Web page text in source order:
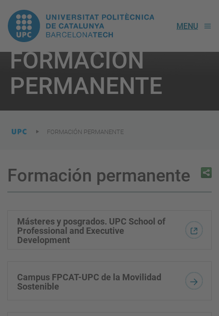
UPC.
Universitat
Politècnica
de
Catalunya
MENU
FORMACIÓN
PERMANENTE
You
are
here:
FORMACIÓN PERMANENTE
Formación permanente
Másteres y posgrados. UPC School of
Professional and Executive
Development
Campus FPCAT-UPC de la Movilidad
Sostenible